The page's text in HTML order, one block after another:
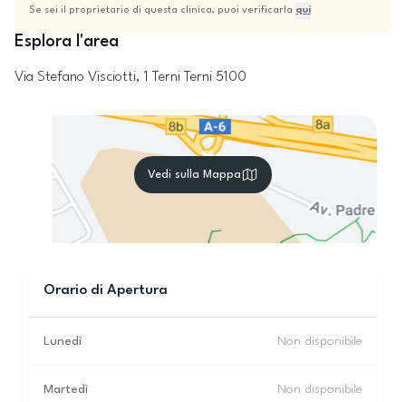
Se sei il proprietario di questa clinica, puoi verificarla qui
Esplora l'area
Via Stefano Visciotti, 1 Terni Terni 5100
Vedi sulla Mappa
Orario di Apertura
Lunedì Non disponibile
Martedì Non disponibile